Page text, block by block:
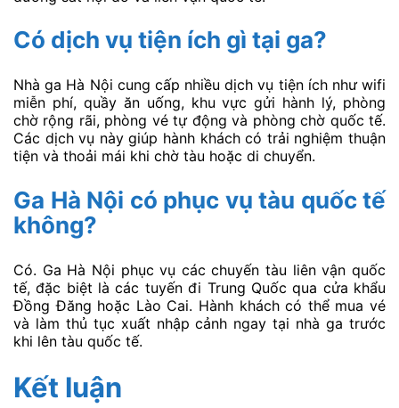
Có dịch vụ tiện ích gì tại ga?
Nhà ga Hà Nội cung cấp nhiều dịch vụ tiện ích như wifi
miễn phí, quầy ăn uống, khu vực gửi hành lý, phòng
chờ rộng rãi, phòng vé tự động và phòng chờ quốc tế.
Các dịch vụ này giúp hành khách có trải nghiệm thuận
tiện và thoải mái khi chờ tàu hoặc di chuyển.
Ga Hà Nội có phục vụ tàu quốc tế
không?
Có. Ga Hà Nội phục vụ các chuyến tàu liên vận quốc
tế, đặc biệt là các tuyến đi Trung Quốc qua cửa khẩu
Đồng Đăng hoặc Lào Cai. Hành khách có thể mua vé
và làm thủ tục xuất nhập cảnh ngay tại nhà ga trước
khi lên tàu quốc tế.
Kết luận